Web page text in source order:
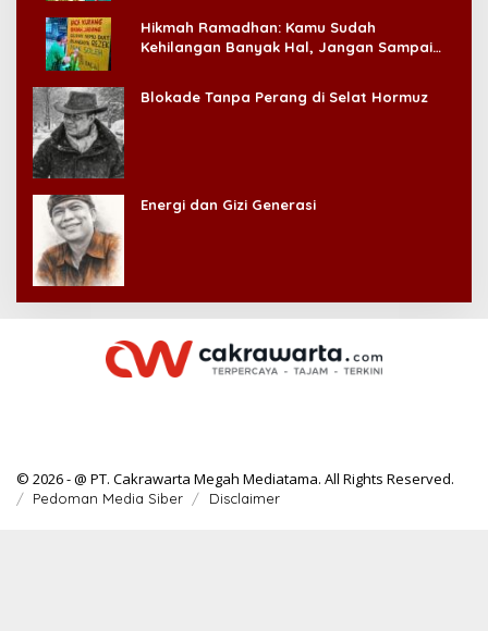
Hikmah Ramadhan: Kamu Sudah
Kehilangan Banyak Hal, Jangan Sampai
Blokade Tanpa Perang di Selat Hormuz
Energi dan Gizi Generasi
© 2026 - @ PT. Cakrawarta Megah Mediatama. All Rights Reserved.
Pedoman Media Siber Disclaimer